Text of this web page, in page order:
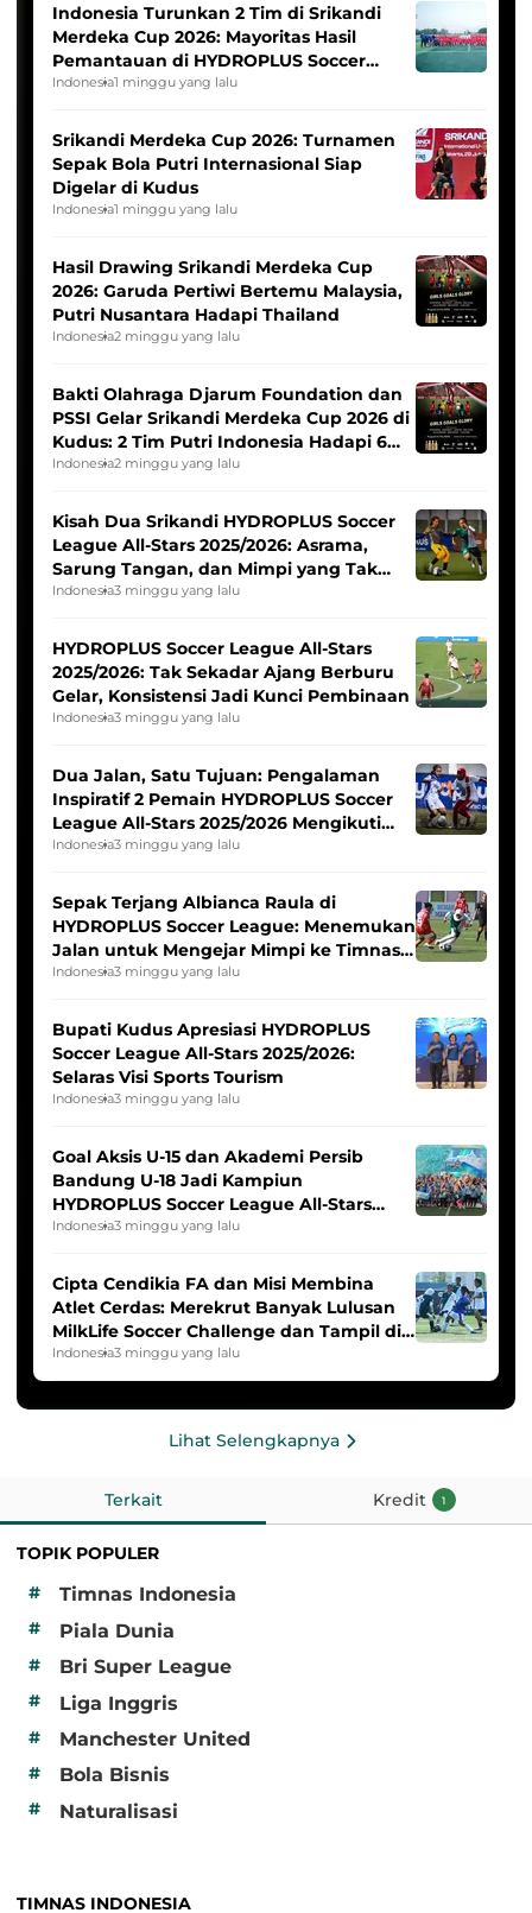
Indonesia Turunkan 2 Tim di Srikandi
Merdeka Cup 2026: Mayoritas Hasil
Pemantauan di HYDROPLUS Soccer
League
Indonesia1 minggu yang lalu
Srikandi Merdeka Cup 2026: Turnamen
Sepak Bola Putri Internasional Siap
Digelar di Kudus
Indonesia1 minggu yang lalu
Hasil Drawing Srikandi Merdeka Cup
2026: Garuda Pertiwi Bertemu Malaysia,
Putri Nusantara Hadapi Thailand
Indonesia2 minggu yang lalu
Bakti Olahraga Djarum Foundation dan
PSSI Gelar Srikandi Merdeka Cup 2026 di
Kudus: 2 Tim Putri Indonesia Hadapi 6
Tim Asia
Indonesia2 minggu yang lalu
Kisah Dua Srikandi HYDROPLUS Soccer
League All-Stars 2025/2026: Asrama,
Sarung Tangan, dan Mimpi yang Tak
Pernah Padam
Indonesia3 minggu yang lalu
HYDROPLUS Soccer League All-Stars
2025/2026: Tak Sekadar Ajang Berburu
Gelar, Konsistensi Jadi Kunci Pembinaan
Indonesia3 minggu yang lalu
Dua Jalan, Satu Tujuan: Pengalaman
Inspiratif 2 Pemain HYDROPLUS Soccer
League All-Stars 2025/2026 Mengikuti
Seleksi Timnas Indonesia Putri
Indonesia3 minggu yang lalu
Sepak Terjang Albianca Raula di
HYDROPLUS Soccer League: Menemukan
Jalan untuk Mengejar Mimpi ke Timnas
Indonesia Putri
Indonesia3 minggu yang lalu
Bupati Kudus Apresiasi HYDROPLUS
Soccer League All-Stars 2025/2026:
Selaras Visi Sports Tourism
Indonesia3 minggu yang lalu
Goal Aksis U-15 dan Akademi Persib
Bandung U-18 Jadi Kampiun
HYDROPLUS Soccer League All-Stars
2025/2026
Indonesia3 minggu yang lalu
Cipta Cendikia FA dan Misi Membina
Atlet Cerdas: Merekrut Banyak Lulusan
MilkLife Soccer Challenge dan Tampil di
HYDROPLUS Soccer League
Indonesia3 minggu yang lalu
Lihat Selengkapnya
Terkait Kredit 1
TOPIK POPULER
#
Timnas Indonesia
# Piala Dunia
# Bri Super League
# Liga Inggris
# Manchester United
# Bola Bisnis
# Naturalisasi
TIMNAS INDONESIA